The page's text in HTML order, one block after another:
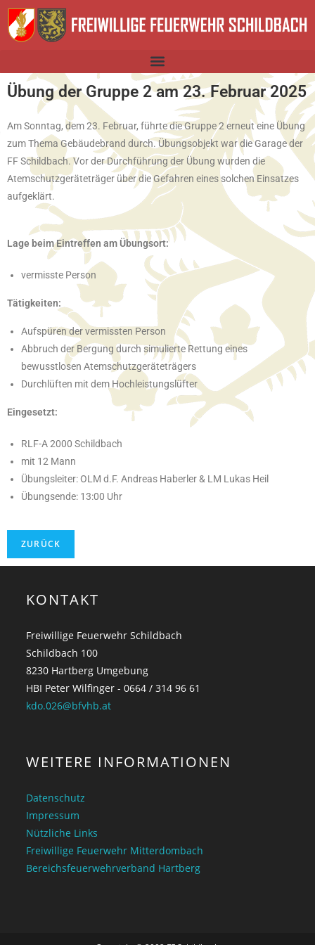
Übung der Gruppe 2 am 23. Februar 2025
Am Sonntag, dem 23. Februar, führte die Gruppe 2 erneut eine Übung
zum Thema Gebäudebrand durch. Übungsobjekt war die Garage der
FF Schildbach. Vor der Durchführung der Übung wurden die
Atemschutzgeräteträger über die Gefahren eines solchen Einsatzes
aufgeklärt.
Lage beim Eintreffen am Übungsort:
vermisste Person
Tätigkeiten:
Aufspüren der vermissten Person
Abbruch der Bergung durch simulierte Rettung eines
bewusstlosen Atemschutzgeräteträgers
Durchlüften mit dem Hochleistungslüfter
Eingesetzt:
RLF-A 2000 Schildbach
mit 12 Mann
Übungsleiter: OLM d.F. Andreas Haberler & LM Lukas Heil
Übungsende: 13:00 Uhr
KONTAKT
Freiwillige Feuerwehr Schildbach
Schildbach 100
8230 Hartberg Umgebung
HBI Peter Wilfinger - 0664 / 314 96 61
kdo.026@bfvhb.at
WEITERE INFORMATIONEN
Datenschutz
Impressum
Nützliche Links
Freiwillige Feuerwehr Mitterdombach
Bereichsfeuerwehrverband Hartberg